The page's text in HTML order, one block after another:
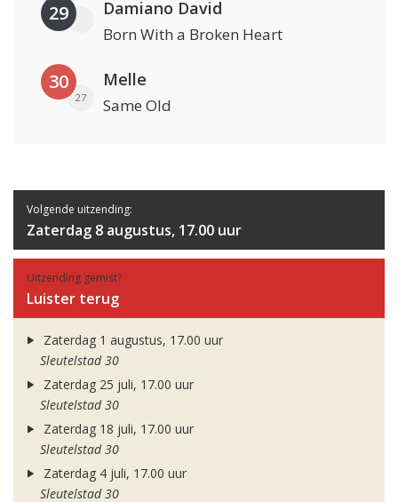
29 Damiano David
Born With a Broken Heart
30
27
Melle
Same Old
Volgende uitzending:
Zaterdag 8 augustus, 17.00 uur
Uitzending gemist?
Luister terug
Zaterdag 1 augustus, 17.00 uur
Sleutelstad 30
Zaterdag 25 juli, 17.00 uur
Sleutelstad 30
Zaterdag 18 juli, 17.00 uur
Sleutelstad 30
Zaterdag 4 juli, 17.00 uur
Sleutelstad 30